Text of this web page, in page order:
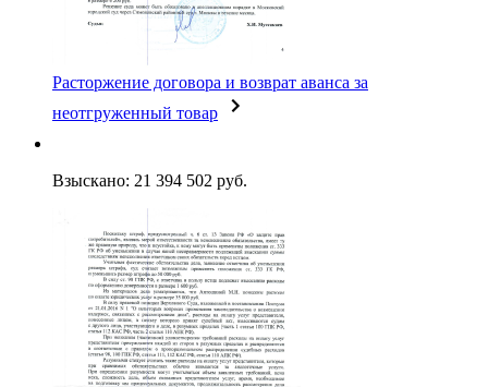
Расторжение договора и возврат аванса за
неотгруженный товар
Взыскано: 21 394 502 руб.